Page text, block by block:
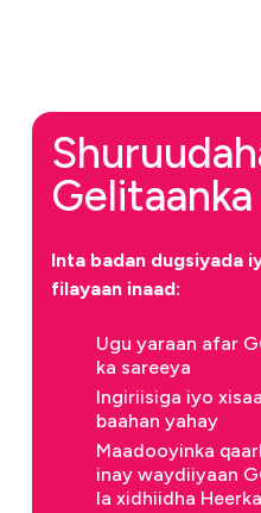
Gelitaanka
Inta badan dugsiyada
filayaan inaad:
Ugu yaraan afar
ka sareeya
Ingiriisiga iyo
baahan yahay
Maadooyinka
inay waydiiyaan
la xidhiidha